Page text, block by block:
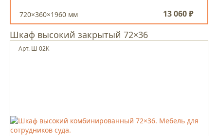
720×360×1960 мм 13 060 ₽
Шкаф высокий закрытый 72×36
Арт. Ш-02К